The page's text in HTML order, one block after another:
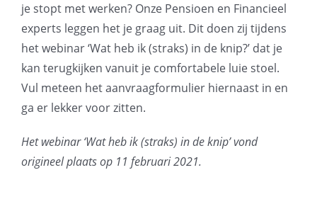
je stopt met werken? Onze Pensioen en Financieel
experts leggen het je graag uit. Dit doen zij tijdens
het webinar ‘Wat heb ik (straks) in de knip?’ dat je
kan terugkijken vanuit je comfortabele luie stoel.
Vul meteen het aanvraagformulier hiernaast in en
ga er lekker voor zitten.
Het webinar ‘Wat heb ik (straks) in de knip’ vond
origineel plaats op 11 februari 2021.